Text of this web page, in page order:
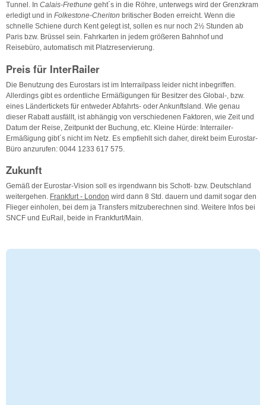
Tunnel. In Calais-Frethune geht´s in die Röhre, unterwegs wird der Grenzkram
erledigt und in Folkestone-Cheriton britischer Boden erreicht. Wenn die
schnelle Schiene durch Kent gelegt ist, sollen es nur noch 2½ Stunden ab
Paris bzw. Brüssel sein. Fahrkarten in jedem größeren Bahnhof und
Reisebüro, automatisch mit Platzreservierung.
Preis für InterRailer
Die Benutzung des Eurostars ist im Interrailpass leider nicht inbegriffen.
Allerdings gibt es ordentliche Ermäßigungen für Besitzer des Global-, bzw.
eines Ländertickets für entweder Abfahrts- oder Ankunftsland. Wie genau
dieser Rabatt ausfällt, ist abhängig von verschiedenen Faktoren, wie Zeit und
Datum der Reise, Zeitpunkt der Buchung, etc. Kleine Hürde: Interrailer-
Ermäßigung gibt´s nicht im Netz. Es empfiehlt sich daher, direkt beim Eurostar-
Büro anzurufen: 0044 1233 617 575.
Zukunft
Gemäß der Eurostar-Vision soll es irgendwann bis Schott- bzw. Deutschland
weitergehen. Frankfurt - London wird dann 8 Std. dauern und damit sogar den
Flieger einholen, bei dem ja Transfers mitzuberechnen sind. Weitere Infos bei
SNCF und EuRail, beide in Frankfurt/Main.